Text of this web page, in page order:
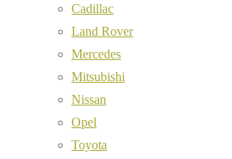
Cadillac
Land Rover
Mercedes
Mitsubishi
Nissan
Opel
Toyota